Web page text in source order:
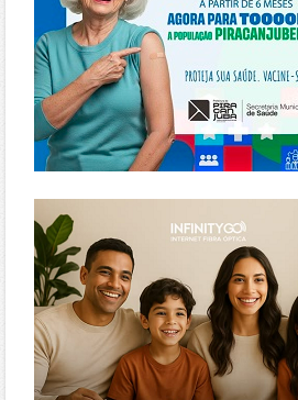
https://www.infinitygo.com.br/